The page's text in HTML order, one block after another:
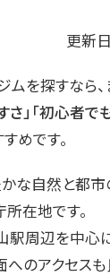
更新
ムを探すなら
さ」「初心者で
めです。
な自然と都
在地です。
駅周辺を中心
へのアクセス